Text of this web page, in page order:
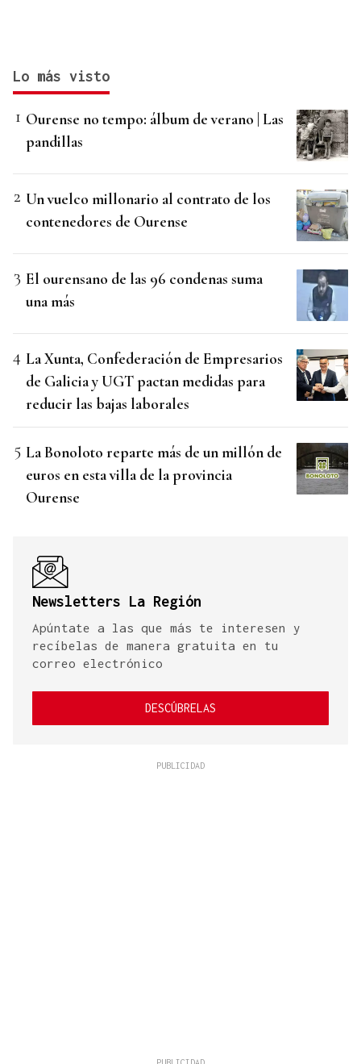
Lo más visto
Ourense no tempo: álbum de verano | Las
pandillas
Un vuelco millonario al contrato de los
contenedores de Ourense
El ourensano de las 96 condenas suma
una más
La Xunta, Confederación de Empresarios
de Galicia y UGT pactan medidas para
reducir las bajas laborales
La Bonoloto reparte más de un millón de
euros en esta villa de la provincia
Ourense
Newsletters La Región
Apúntate a las que más te interesen y
recíbelas de manera gratuita en tu
correo electrónico
DESCÚBRELAS